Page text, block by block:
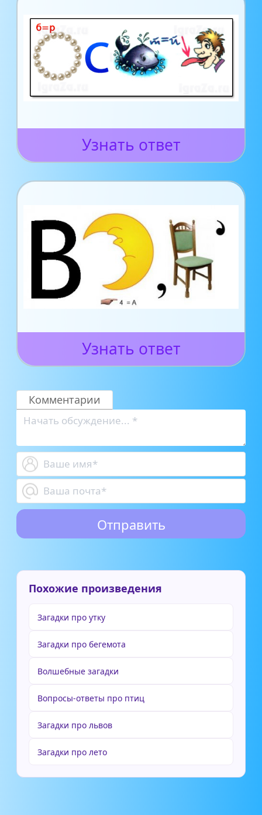
Узнать ответ
Узнать ответ
Комментарии
Похожие произведения
Загадки про утку
Загадки про бегемота
Волшебные загадки
Вопросы-ответы про птиц
Загадки про львов
Загадки про лето